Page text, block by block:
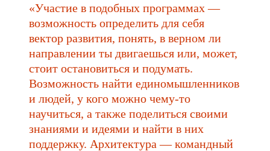
«Участие в подобных программах —
возможность определить для себя
вектор развития, понять, в верном ли
направлении ты двигаешься или, может,
стоит остановиться и подумать.
Возможность найти единомышленников
и людей, у кого можно чему-то
научиться, а также поделиться своими
знаниями и идеями и найти в них
поддержку. Архитектура — командный